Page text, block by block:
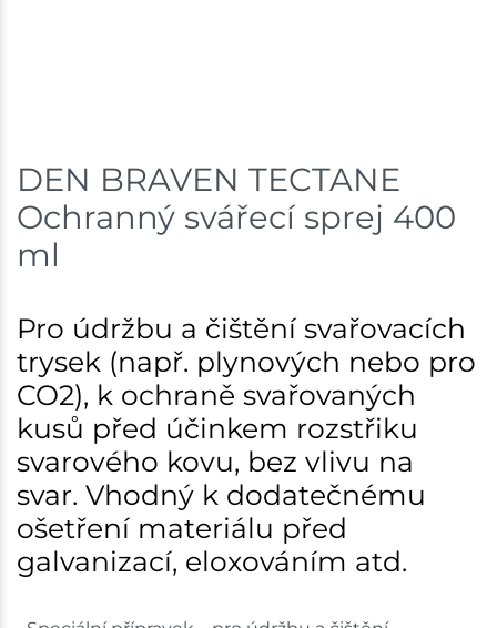
Velké Meziříčí
Skladem na prodejně - doručení do 7 dnů
6 ks
Skladem na prodejně - doručení do 7 dnů
Mohelnice
Skladem na prodejně - doručení do 7 dnů
4 ks
Nové Město
Skladem na prodejně - doručení do 7 dnů
2 ks
Velká Bíteš
Skladem na prodejně - doručení do 7 dnů
4 ks
DEN BRAVEN TECTANE
Ochranný svářecí sprej 400
ml
Pro údržbu a čištění svařovacích
trysek (např. plynových nebo pro
CO2), k ochraně svařovaných
kusů před účinkem rozstřiku
svarového kovu, bez vlivu na
svar. Vhodný k dodatečnému
ošetření materiálu před
galvanizací, eloxováním atd.